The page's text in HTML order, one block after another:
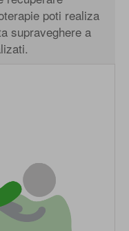
poti realiza
supraveghere a